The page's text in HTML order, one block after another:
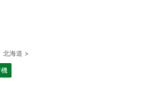
北海道 >